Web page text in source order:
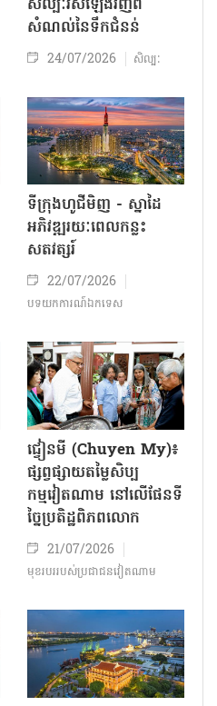
សិល្បៈរស់ឡើងវិញពី
សំណល់នៃទឹកជំនន់
24/07/2026 សិល្បៈ
ទីក្រុងហូជីមិញ - ស្នាដៃ
អភិវឌ្ឍរយៈពេលកន្លះ
សតវត្សរ៍
22/07/2026
បទយកការណ៍ឯកទេស
ជ្វៀនមី (Chuyen My)៖
ផ្សព្វផ្សាយតម្លៃសិប្ប
កម្មវៀតណាម នៅលើផែនទី
ច្នៃប្រតិដ្ឋពិភពលោក
21/07/2026
មុខរបររបស់ប្រជាជនវៀតណាម